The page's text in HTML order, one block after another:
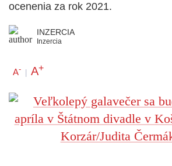
ocenenia za rok 2021.
INZERCIA
Inzercia
A- | A+